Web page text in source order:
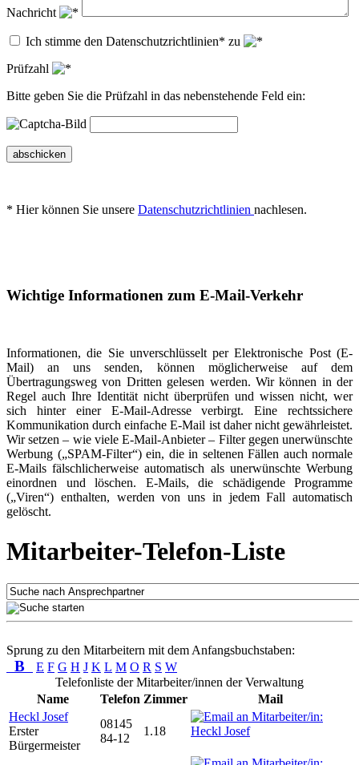
Nachricht
Ich stimme den Datenschutzrichtlinien* zu
Prüfzahl
Bitte geben Sie die Prüfzahl in das nebenstehende Feld ein:
abschicken
* Hier können Sie unsere Datenschutzrichtlinien nachlesen.
Wichtige Informationen zum E-Mail-Verkehr
Informationen, die Sie unverschlüsselt per Elektronische Post (E-
Mail) an uns senden, können möglicherweise auf dem
Übertragungsweg von Dritten gelesen werden. Wir können in der
Regel auch Ihre Identität nicht überprüfen und wissen nicht, wer
sich hinter einer E-Mail-Adresse verbirgt. Eine rechtssichere
Kommunikation durch einfache E-Mail ist daher nicht gewährleistet.
Wir setzen – wie viele E-Mail-Anbieter – Filter gegen unerwünschte
Werbung („SPAM-Filter“) ein, die in seltenen Fällen auch normale
E-Mails fälschlicherweise automatisch als unerwünschte Werbung
einordnen und löschen. E-Mails, die schädigende Programme
(„Viren“) enthalten, werden von uns in jedem Fall automatisch
gelöscht.
Mitarbeiter-Telefon-Liste
Sprung zu den Mitarbeitern mit dem Anfangsbuchstaben:
B E F G H J K L M O R S W
Telefonliste der Mitarbeiter/innen der Verwaltung
Name
Telefon Zimmer
Mail
Heckl Josef
Erster
Bürgermeister
08145
84-12
1.18